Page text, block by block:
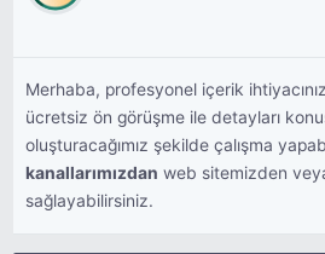
Merhaba, profesyonel içerik
ücretsiz ön görüşme ile detayları
oluşturacağımız şekilde çalışma
kanallarımızdan web sitemizden
sağlayabilirsiniz.